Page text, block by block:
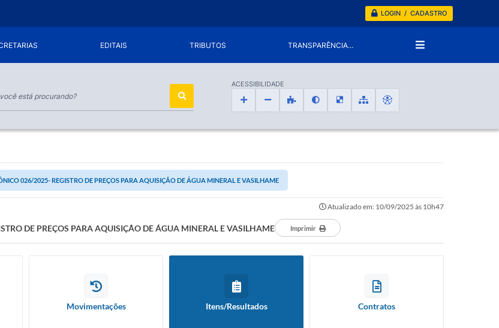
LOGIN / CADASTRO
EDITAIS TRIBUTOS TRANSPARÊNCIA...
ACESSIBILIDADE
026/2025- REGISTRO DE PREÇOS PARA AQUISIÇÃO DE ÁGUA MINERAL E VASILHAME
Atualizado em: 10/09/2025 às 10h47
DE PREÇOS PARA AQUISIÇÃO DE ÁGUA MINERAL E VASILHAME Imprimir
Movimentações Itens/Resultados Contratos